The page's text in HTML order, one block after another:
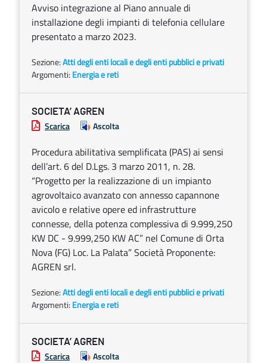
Avviso integrazione al Piano annuale di
installazione degli impianti di telefonia cellulare
presentato a marzo 2023.
Sezione:Atti degli enti locali e degli enti pubblici e privati
Argomenti: Energia e reti
SOCIETA’ AGREN
Scarica Ascolta
Procedura abilitativa semplificata (PAS) ai sensi
dell’art. 6 del D.Lgs. 3 marzo 2011, n. 28.
“Progetto per la realizzazione di un impianto
agrovoltaico avanzato con annesso capannone
avicolo e relative opere ed infrastrutture
connesse, della potenza complessiva di 9.999,250
KW DC - 9.999,250 KW AC” nel Comune di Orta
Nova (FG) Loc. La Palata” Società Proponente:
AGREN srl.
Sezione:Atti degli enti locali e degli enti pubblici e privati
Argomenti: Energia e reti
SOCIETA’ AGREN
Scarica Ascolta